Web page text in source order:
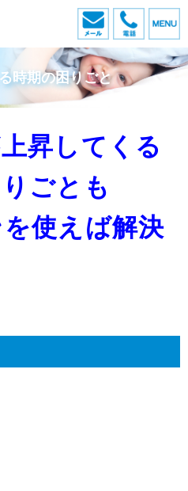
電話
メール
時期の困りごと
昇してくる
ごとも
使えば解決